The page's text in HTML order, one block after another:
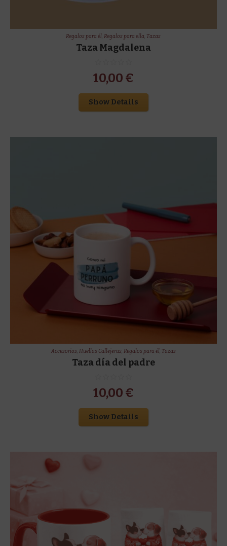
Regalos para él,Regalos para ella, Tazas
Taza Magdalena
10,00 €
Show Details
Accesorios, Huellas Callejeras, Regalos para él, Tazas
Taza día del padre
10,00 €
Show Details